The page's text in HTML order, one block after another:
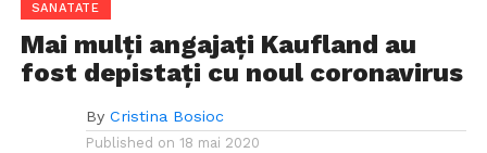
SANATATE
Mai mulți angajați Kaufland au
fost depistați cu noul coronavirus
By Cristina Bosioc
Published on 18 mai 2020